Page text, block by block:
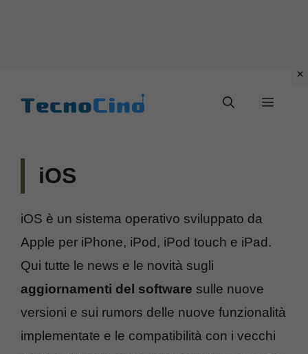
Menu
iOS
iOS è un sistema operativo sviluppato da
Apple per iPhone, iPod, iPod touch e iPad.
Qui tutte le news e le novità sugli
aggiornamenti del software sulle nuove
versioni e sui rumors delle nuove funzionalità
implementate e le compatibilità con i vecchi